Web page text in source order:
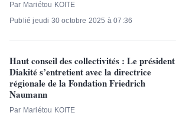
Par Mariétou KOITE
Publié jeudi 30 octobre 2025 à 07:36
Haut conseil des collectivités : Le président
Diakité s’entretient avec la directrice
régionale de la Fondation Friedrich
Naumann
Par Mariétou KOITE